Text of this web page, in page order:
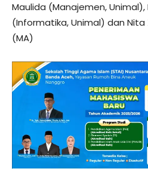
Maulida (Manajemen, Unimal),
(Informatika, Unimal) dan Nita
(MA)